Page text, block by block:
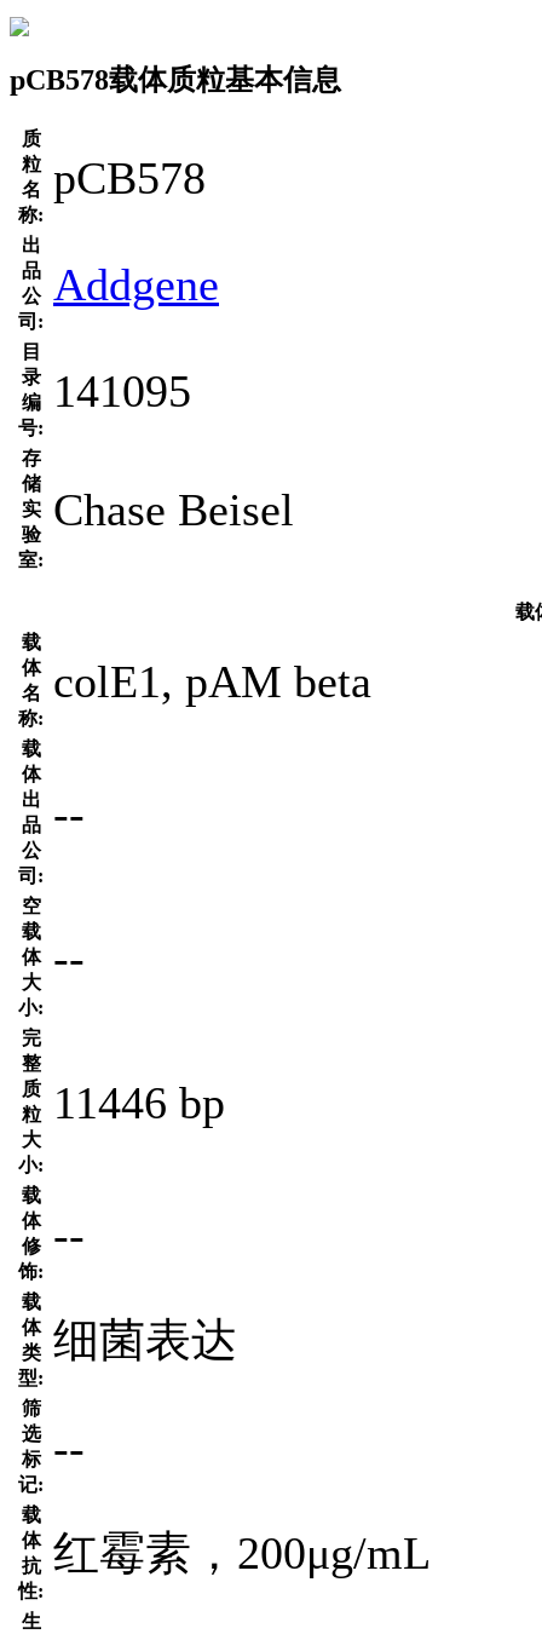
pCB578载体质粒基本信息
质
粒
名
称:
pCB578
出
品
公
司:
Addgene
目
录
编
号:
141095
存
储
实
验
室:
Chase Beisel
载
载
体
名
称:
colE1, pAM beta
载
体
出
品
公
司:
--
空
载
体
大
小:
--
完
整
质
粒
大
小:
11446 bp
载
体
修
饰:
--
载
体
类
型:
细菌表达
筛
选
标
记:
--
载
体
抗
性:
红霉素，200μg/mL
生